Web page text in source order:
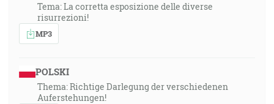
Tema: La corretta esposizione delle diverse
risurrezioni!
MP3
POLSKI
Thema: Richtige Darlegung der verschiedenen
Auferstehungen!